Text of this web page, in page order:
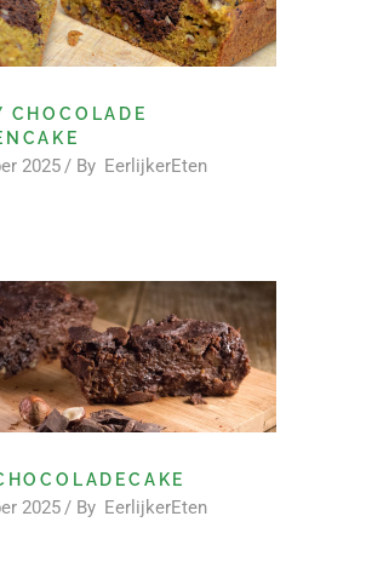
CHOCOLADE
2025 By EerlijkerEten
2025 By EerlijkerEten